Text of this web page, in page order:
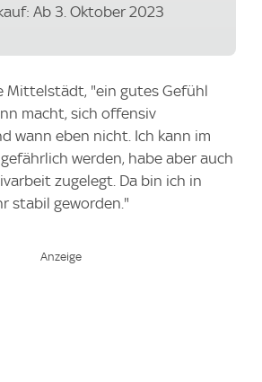
Ab 3. Oktober 2023
Mittelstädt, "ein gutes Gefühl
macht, sich offensiv
wann eben nicht. Ich kann im
werden, habe aber auch
zugelegt. Da bin ich in
stabil geworden."